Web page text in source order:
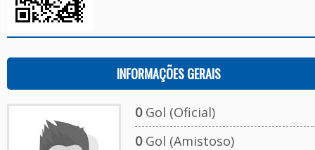
INFORMAÇÕES GERAIS
0Gol (Oficial)
0Gol (Amistoso)